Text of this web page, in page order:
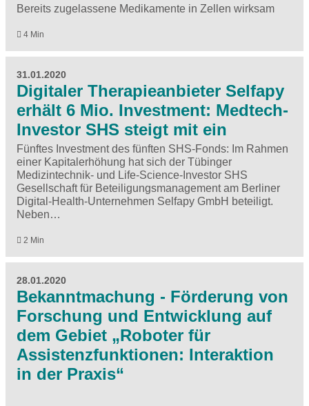
Bereits zugelassene Medikamente in Zellen wirksam
4 Min
31.01.2020
Digitaler Therapieanbieter Selfapy
erhält 6 Mio. Investment: Medtech-
Investor SHS steigt mit ein
Fünftes Investment des fünften SHS-Fonds: Im Rahmen
einer Kapitalerhöhung hat sich der Tübinger
Medizintechnik- und Life-Science-Investor SHS
Gesellschaft für Beteiligungsmanagement am Berliner
Digital-Health-Unternehmen Selfapy GmbH beteiligt.
Neben…
2 Min
28.01.2020
Bekanntmachung - Förderung von
Forschung und Entwicklung auf
dem Gebiet „Roboter für
Assistenzfunktionen: Interaktion
in der Praxis“